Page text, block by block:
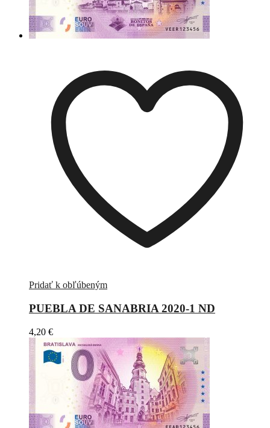
Pridať k obľúbeným
PUEBLA DE SANABRIA 2020-1 ND
4,20 €